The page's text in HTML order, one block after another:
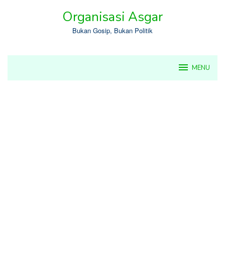
Organisasi Asgar
Bukan Gosip, Bukan Politik
MENU